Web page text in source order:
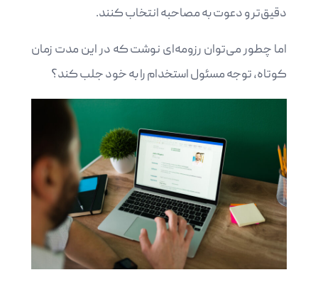
دقیق‌تر و دعوت به مصاحبه انتخاب کنند.
اما چطور می‌توان رزومه‌ای نوشت که در این مدت زمان
کوتاه، توجه مسئول استخدام را به خود جلب کند؟